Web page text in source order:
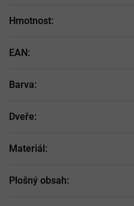
Hmotnost:
EAN:
Barva:
Dveře:
Materiál:
Plošný obsah: